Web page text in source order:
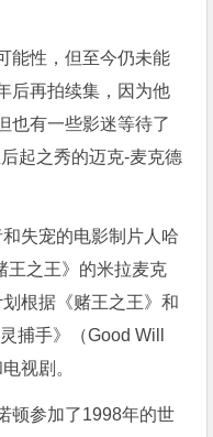
能性，但至今仍未能
后再拍续集，因为他
也有一些影迷等待了
起之秀的迈克-麦克德
失宠的电影制片人哈
王之王》的米拉麦克
根据《赌王之王》和
捕手》（Good Will
视剧。
顿参加了1998年的世